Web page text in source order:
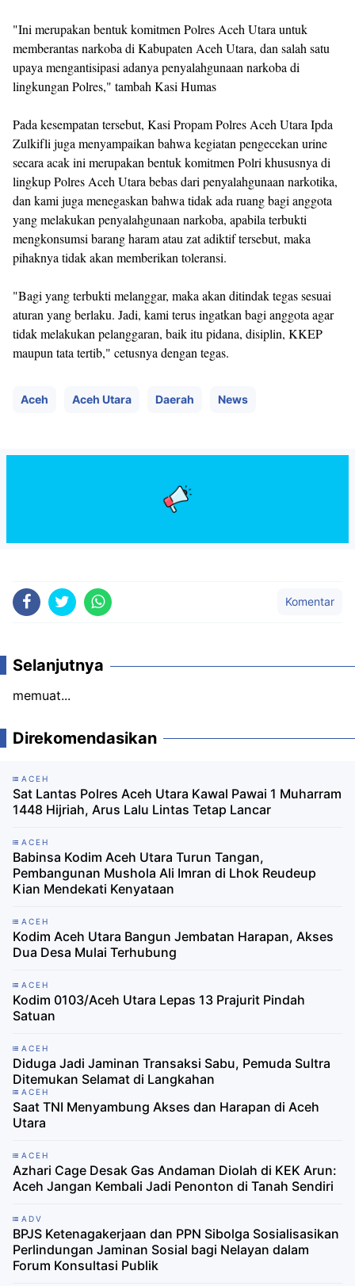
"Ini merupakan bentuk komitmen Polres Aceh Utara untuk
memberantas narkoba di Kabupaten Aceh Utara, dan salah satu
upaya mengantisipasi adanya penyalahgunaan narkoba di
lingkungan Polres," tambah Kasi Humas
Pada kesempatan tersebut, Kasi Propam Polres Aceh Utara Ipda
Zulkifli juga menyampaikan bahwa kegiatan pengecekan urine
secara acak ini merupakan bentuk komitmen Polri khususnya di
lingkup Polres Aceh Utara bebas dari penyalahgunaan narkotika,
dan kami juga menegaskan bahwa tidak ada ruang bagi anggota
yang melakukan penyalahgunaan narkoba, apabila terbukti
mengkonsumsi barang haram atau zat adiktif tersebut, maka
pihaknya tidak akan memberikan toleransi.
"Bagi yang terbukti melanggar, maka akan ditindak tegas sesuai
aturan yang berlaku. Jadi, kami terus ingatkan bagi anggota agar
tidak melakukan pelanggaran, baik itu pidana, disiplin, KKEP
maupun tata tertib," cetusnya dengan tegas.
Aceh Aceh Utara Daerah News
Komentar
Selanjutnya
memuat...
Direkomendasikan
ACEH
Sat Lantas Polres Aceh Utara Kawal Pawai 1 Muharram
1448 Hijriah, Arus Lalu Lintas Tetap Lancar
ACEH
Babinsa Kodim Aceh Utara Turun Tangan,
Pembangunan Mushola Ali Imran di Lhok Reudeup
Kian Mendekati Kenyataan
ACEH
Kodim Aceh Utara Bangun Jembatan Harapan, Akses
Dua Desa Mulai Terhubung
ACEH
Kodim 0103/Aceh Utara Lepas 13 Prajurit Pindah
Satuan
ACEH
Diduga Jadi Jaminan Transaksi Sabu, Pemuda Sultra
Ditemukan Selamat di Langkahan
ACEH
Saat TNI Menyambung Akses dan Harapan di Aceh
Utara
ACEH
Azhari Cage Desak Gas Andaman Diolah di KEK Arun:
Aceh Jangan Kembali Jadi Penonton di Tanah Sendiri
ADV
BPJS Ketenagakerjaan dan PPN Sibolga Sosialisasikan
Perlindungan Jaminan Sosial bagi Nelayan dalam
Forum Konsultasi Publik